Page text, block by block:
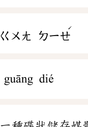
ㄍㄨㄤ ㄉㄧㄝ
ˊ
guāng dié